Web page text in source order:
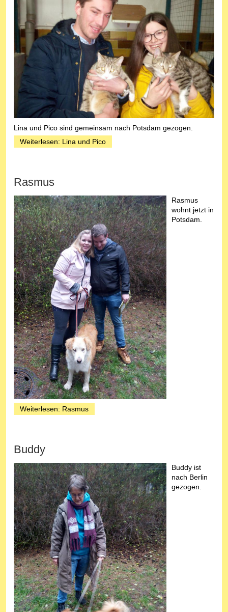
Lina und Pico sind gemeinsam nach Potsdam gezogen.
Weiterlesen: Lina und Pico
Rasmus
Rasmus
wohnt jetzt in
Potsdam.
Weiterlesen: Rasmus
Buddy
Buddy ist
nach Berlin
gezogen.